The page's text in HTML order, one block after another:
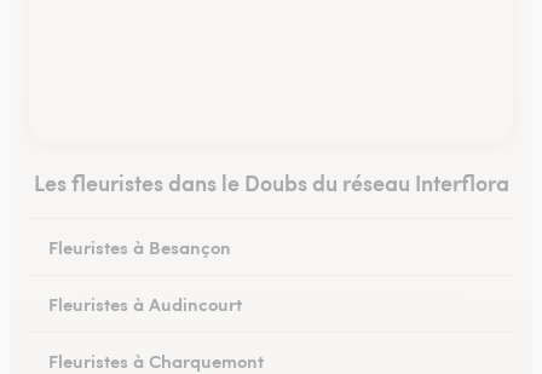
Les fleuristes dans le Doubs du réseau Interflora
Fleuristes à Besançon
Fleuristes à Audincourt
Fleuristes à Charquemont